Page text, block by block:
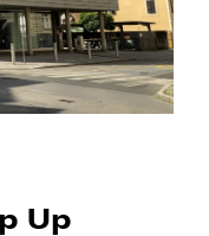
Up